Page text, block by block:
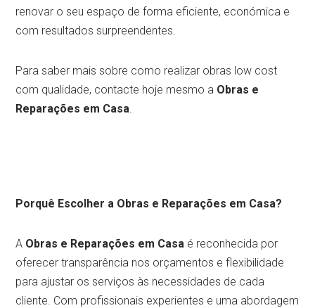
renovar o seu espaço de forma eficiente, económica e
com resultados surpreendentes.
Para saber mais sobre como realizar obras low cost
com qualidade, contacte hoje mesmo a Obras e
Reparações em Casa
Porquê Escolher a Obras e Reparações em Casa?
A Obras e Reparações em Casa é reconhecida por
oferecer transparência nos orçamentos e flexibilidade
para ajustar os serviços às necessidades de cada
cliente. Com profissionais experientes e uma abordagem